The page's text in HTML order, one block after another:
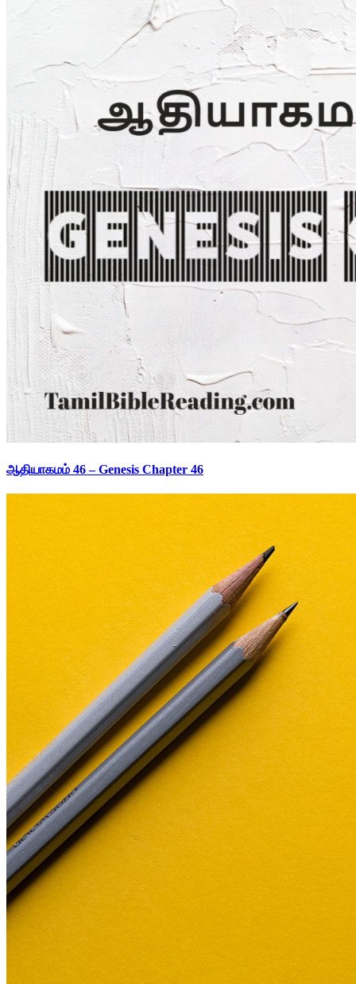
ஆதியாகமம் 46 – Genesis Chapter 46